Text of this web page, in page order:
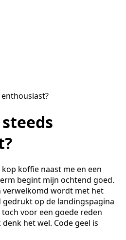
enthousiast?
koffie naast me en een
begint mijn ochtend goed.
verwelkomd wordt met het
gedrukt op de landingspagina
voor een goede reden
het wel. Code geel is